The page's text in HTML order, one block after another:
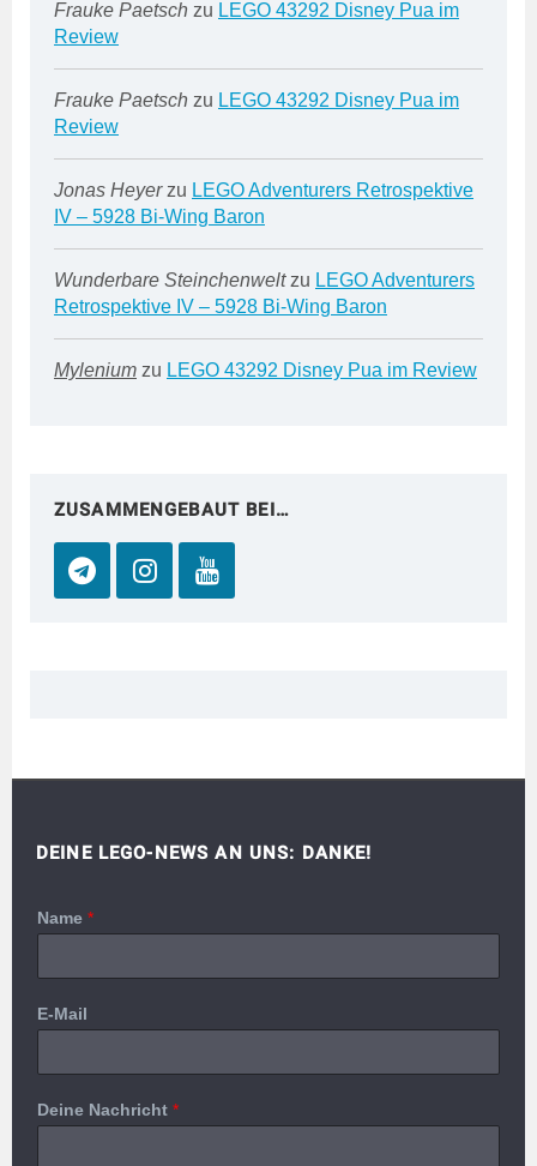
Frauke Paetsch zu LEGO 43292 Disney Pua im
Review
Frauke Paetsch zu LEGO 43292 Disney Pua im
Review
Jonas Heyerzu LEGO Adventurers Retrospektive
IV – 5928 Bi-Wing Baron
Wunderbare Steinchenweltzu LEGO Adventurers
Retrospektive IV – 5928 Bi-Wing Baron
Mylenium zu LEGO 43292 Disney Pua im Review
ZUSAMMENGEBAUT BEI…
DEINE LEGO-NEWS AN UNS: DANKE!
Name *
E-Mail
Deine Nachricht *